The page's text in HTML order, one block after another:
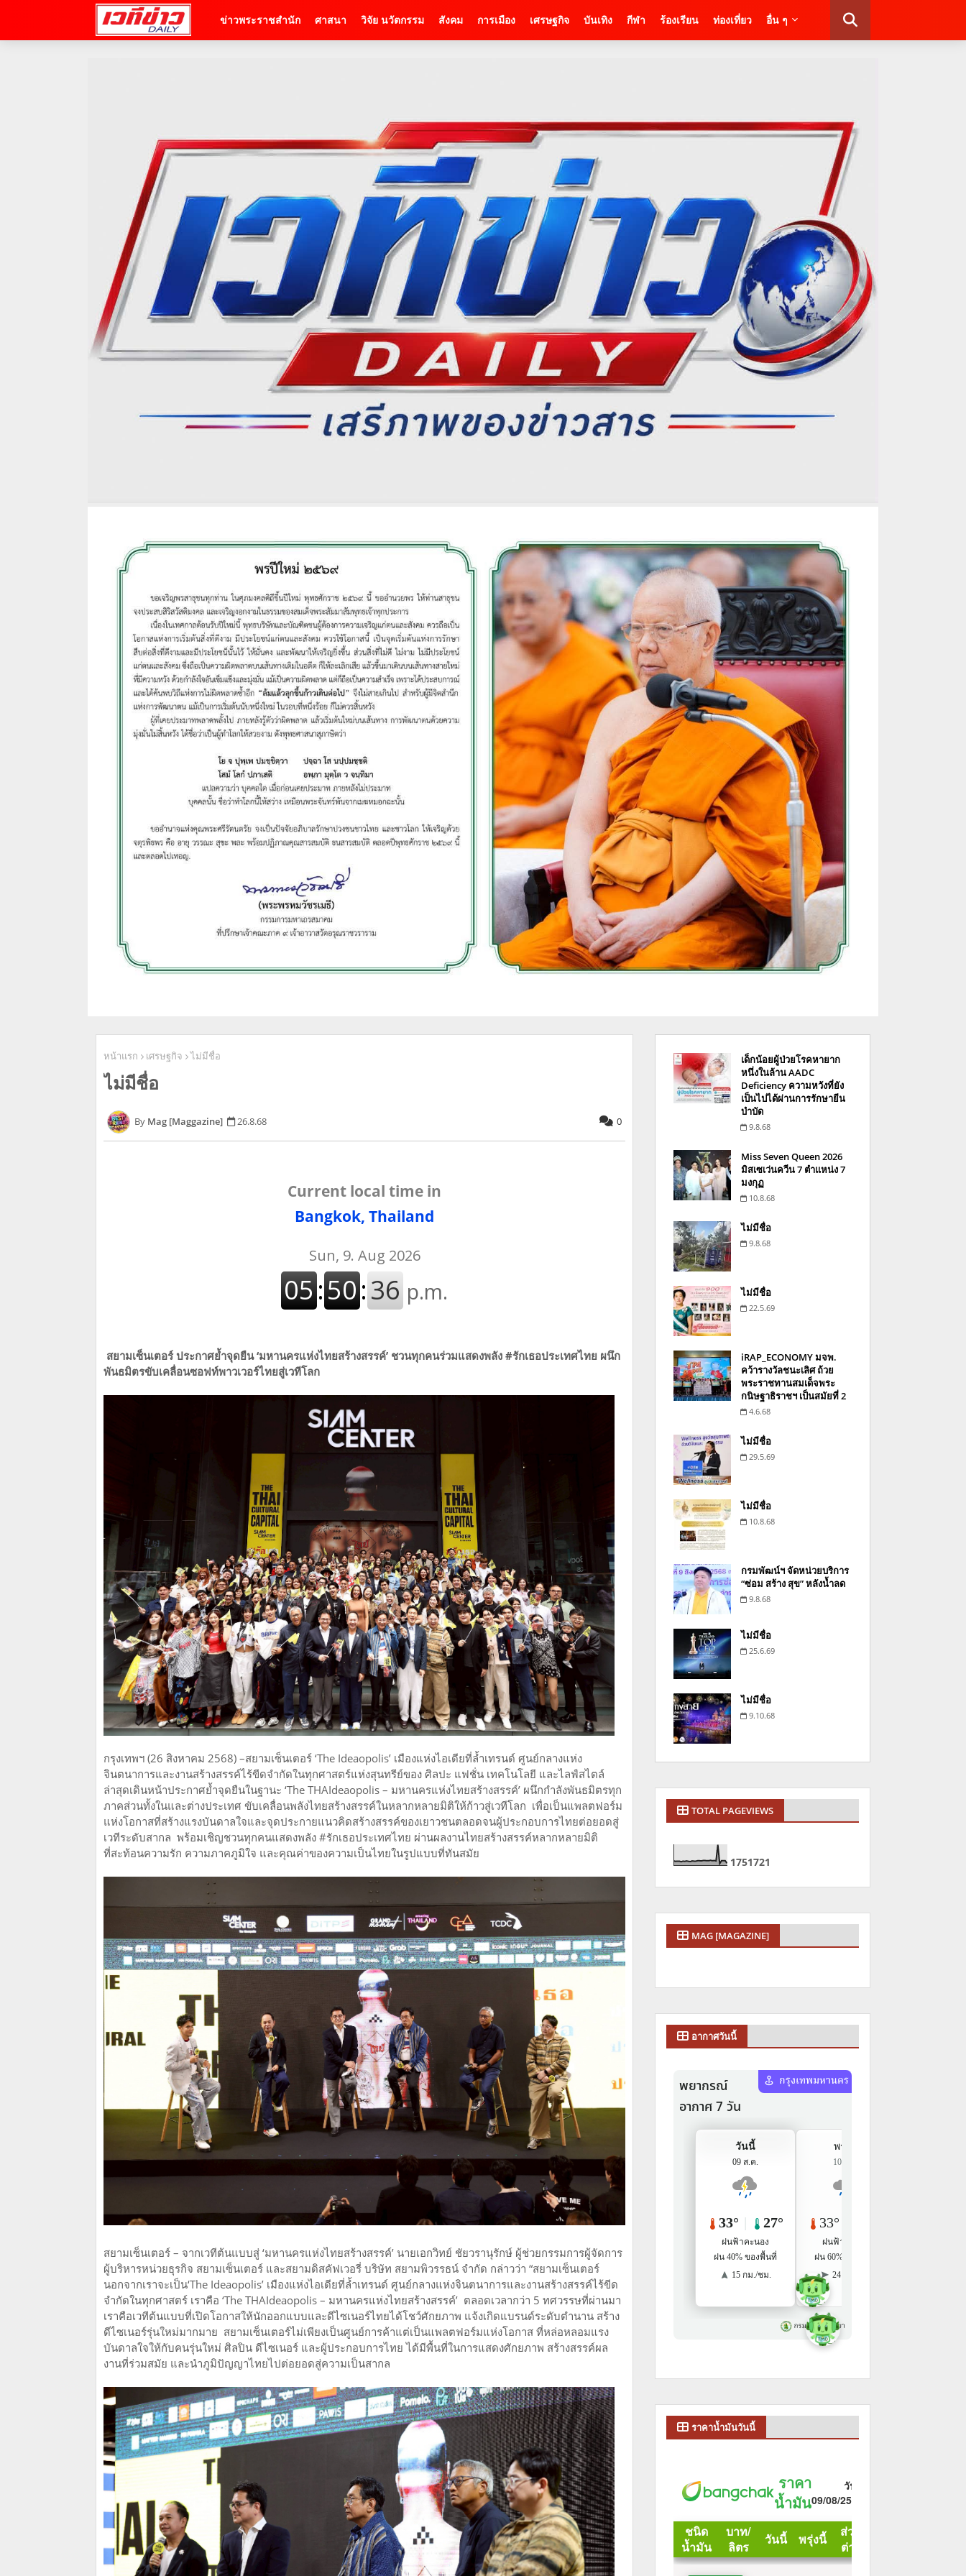
ข่าวพระราชสำนัก ศาสนา วิจัย นวัตกรรม สังคม การเมือง เศรษฐกิจ บันเทิง กีฬา ร้องเรียน ท่องเที่ยว อื่น ๆ
หน้าแรก เศรษฐกิจ ไม่มีชื่อ
ไม่มีชื่อ
Mag [Maggazine] 26.8.68 0
Current local time in
Bangkok, Thailand
สยามเซ็นเตอร์ ประกาศย้ำจุดยืน ‘มหานครแห่งไทยสร้างสรรค์’ ชวนทุกคนร่วมแสดงพลัง #รักเธอประเทศไทย ผนึก
พันธมิตรขับเคลื่อนซอฟท์พาวเวอร์ไทยสู่เวทีโลก
กรุงเทพฯ (26 สิงหาคม 2568) –สยามเซ็นเตอร์ ‘The Ideaopolis’ เมืองแห่งไอเดียที่ล้ำเทรนด์ ศูนย์กลางแห่ง
จินตนาการและงานสร้างสรรค์ไร้ขีดจำกัดในทุกศาสตร์แห่งสุนทรีย์ของ ศิลปะ แฟชั่น เทคโนโลยี และไลฟ์สไตล์
ล่าสุดเดินหน้าประกาศย้ำจุดยืนในฐานะ ‘The THAIdeaopolis – มหานครแห่งไทยสร้างสรรค์’ ผนึกกำลังพันธมิตรทุก
ภาคส่วนทั้งในและต่างประเทศ ขับเคลื่อนพลังไทยสร้างสรรค์ในหลากหลายมิติให้ก้าวสู่เวทีโลก เพื่อเป็นแพลตฟอร์ม
แห่งโอกาสที่สร้างแรงบันดาลใจและจุดประกายแนวคิดสร้างสรรค์ของเยาวชนตลอดจนผู้ประกอบการไทยต่อยอดสู่
เวทีระดับสากล พร้อมเชิญชวนทุกคนแสดงพลัง #รักเธอประเทศไทย ผ่านผลงานไทยสร้างสรรค์หลากหลายมิติ
ที่สะท้อนความรัก ความภาคภูมิใจ และคุณค่าของความเป็นไทยในรูปแบบที่ทันสมัย
สยามเซ็นเตอร์ – จากเวทีต้นแบบสู่ ‘มหานครแห่งไทยสร้างสรรค์’ นายเอกวิทย์ ชัยวรานุรักษ์ ผู้ช่วยกรรมการผู้จัดการ
ผู้บริหารหน่วยธุรกิจ สยามเซ็นเตอร์ และสยามดิสคัฟเวอรี่ บริษัท สยามพิวรรธน์ จำกัด กล่าวว่า “สยามเซ็นเตอร์
นอกจากเราจะเป็น‘The Ideaopolis’ เมืองแห่งไอเดียที่ล้ำเทรนด์ ศูนย์กลางแห่งจินตนาการและงานสร้างสรรค์ไร้ขีด
จำกัดในทุกศาสตร์ เราคือ ‘The THAIdeaopolis – มหานครแห่งไทยสร้างสรรค์’ ตลอดเวลากว่า 5 ทศวรรษที่ผ่านมา
เราคือเวทีต้นแบบที่เปิดโอกาสให้นักออกแบบและดีไซเนอร์ไทยได้โชว์ศักยภาพ แจ้งเกิดแบรนด์ระดับตำนาน สร้าง
ดีไซเนอร์รุ่นใหม่มากมาย สยามเซ็นเตอร์ไม่เพียงเป็นศูนย์การค้าแต่เป็นแพลตฟอร์มแห่งโอกาส ที่หล่อหลอมแรง
บันดาลใจให้กับคนรุ่นใหม่ ศิลปิน ดีไซเนอร์ และผู้ประกอบการไทย ได้มีพื้นที่ในการแสดงศักยภาพ สร้างสรรค์ผล
งานที่ร่วมสมัย และนำภูมิปัญญาไทยไปต่อยอดสู่ความเป็นสากล
เด็กน้อยผู้ป่วยโรคหายาก
หนึ่งในล้าน AADC
Deficiency ความหวังที่ยัง
เป็นไปได้ผ่านการรักษายีน
บำบัด
9.8.68
Miss Seven Queen 2026
มิสเซเว่นควีน 7 ตำแหน่ง 7
มงกุฏ
10.8.68
ไม่มีชื่อ
9.8.68
ไม่มีชื่อ
22.5.69
iRAP_ECONOMY มจพ.
คว้ารางวัลชนะเลิศ ถ้วย
พระราชทานสมเด็จพระ
กนิษฐาธิราชฯ เป็นสมัยที่ 2
4.6.68
ไม่มีชื่อ
29.5.69
ไม่มีชื่อ
10.8.68
กรมพัฒน์ฯ จัดหน่วยบริการ
“ซ่อม สร้าง สุข” หลังน้ำลด
9.8.68
ไม่มีชื่อ
25.6.69
ไม่มีชื่อ
9.10.68
TOTAL PAGEVIEWS
1751721
MAG [MAGAZINE]
อากาศวันนี้
ราคาน้ำมันวันนี้